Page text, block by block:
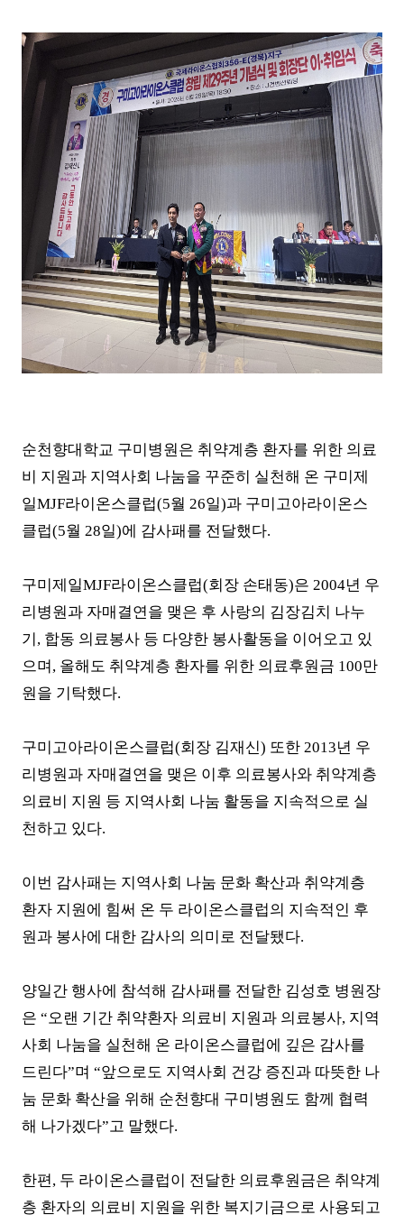
순천향대학교 구미병원은 취약계층 환자를 위한 의료
비 지원과 지역사회 나눔을 꾸준히 실천해 온 구미제
일MJF라이온스클럽(5월 26일)과 구미고아라이온스
클럽(5월 28일)에 감사패를 전달했다.
구미제일MJF라이온스클럽(회장 손태동)은 2004년 우
리병원과 자매결연을 맺은 후 사랑의 김장김치 나누
기 , 합동 의료봉사 등 다양한 봉사활동을 이어오고 있
으며 , 올해도 취약계층 환자를 위한 의료후원금 100만
원을 기탁했다.
구미고아라이온스클럽(회장 김재신) 또한 2013년 우
리병원과 자매결연을 맺은 이후 의료봉사와 취약계층
의료비 지원 등 지역사회 나눔 활동을 지속적으로 실
천하고 있다.
이번 감사패는 지역사회 나눔 문화 확산과 취약계층
환자 지원에 힘써 온 두 라이온스클럽의 지속적인 후
원과 봉사에 대한 감사의 의미로 전달됐다.
양일간 행사에 참석해 감사패를 전달한 김성호 병원장
은 “오랜 기간 취약환자 의료비 지원과 의료봉사, 지역
사회 나눔을 실천해 온 라이온스클럽에 깊은 감사를
드린다”며 “앞으로도 지역사회 건강 증진과 따뜻한 나
눔 문화 확산을 위해 순천향대 구미병원도 함께 협력
해 나가겠다”고 말했다.
한편, 두 라이온스클럽이 전달한 의료후원금은 취약계
층 환자의 의료비 지원을 위한 복지기금으로 사용되고